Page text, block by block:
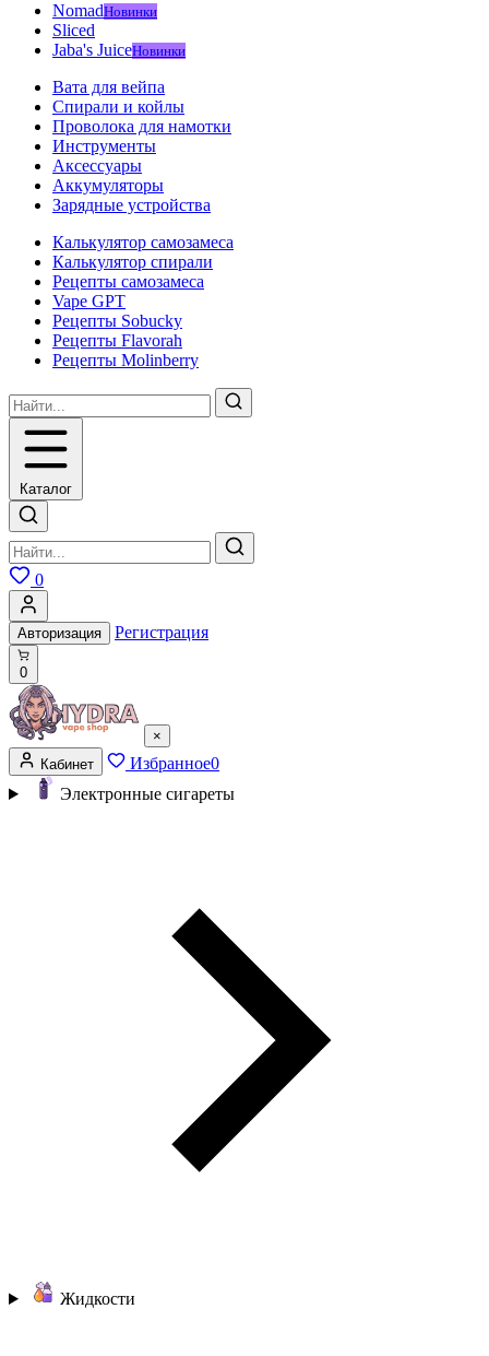
NomadНовинки
Sliced
Jaba's JuiceНовинки
Вата для вейпа
Спирали и койлы
Проволока для намотки
Инструменты
Аксесcуары
Аккумуляторы
Зарядные устройства
Калькулятор самозамеса
Калькулятор спирали
Рецепты самозамеса
Vape GPT
Рецепты Sobucky
Рецепты Flavorah
Рецепты Molinberry
Каталог
0
Авторизация Регистрация
0
×
Кабинет
Избранное0
Электронные сигареты
Жидкости